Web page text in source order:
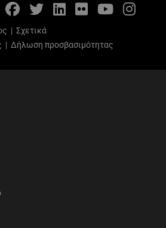
FacebookTwitterLinkedIn
FlickrYouTube
| Σχετικά
| Δήλωση προσβασιμότητας